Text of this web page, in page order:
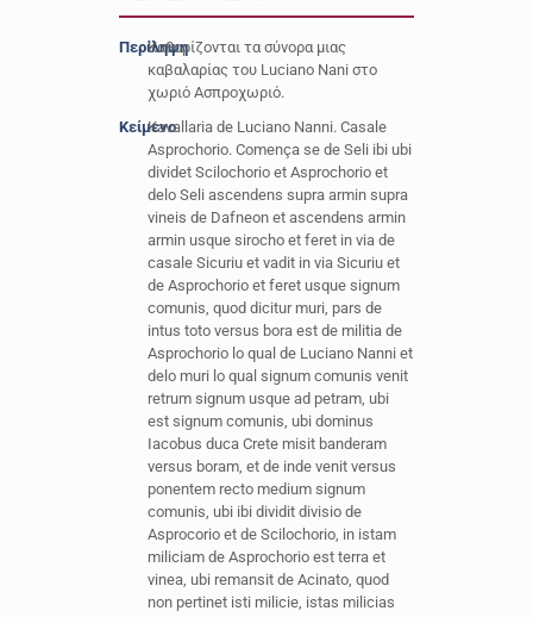
Περίληψη
Καθορίζονται τα σύνορα μιας
καβαλαρίας του Luciano Nani στο
χωριό Ασπροχωριό.
ΚείμενοKavallaria de Luciano Nanni. Casale
Asprochorio. Comença se de Seli ibi ubi
dividet Scilochorio et Asprochorio et
delo Seli ascendens supra armin supra
vineis de Dafneon et ascendens armin
armin usque sirocho et feret in via de
casale Sicuriu et vadit in via Sicuriu et
de Asprochorio et feret usque signum
comunis, quod dicitur muri, pars de
intus toto versus bora est de militia de
Asprochorio lo qual de Luciano Nanni et
delo muri lo qual signum comunis venit
retrum signum usque ad petram, ubi
est signum comunis, ubi dominus
Iacobus duca Crete misit banderam
versus boram, et de inde venit versus
ponentem recto medium signum
comunis, ubi ibi dividit divisio de
Asprocorio et de Scilochorio, in istam
miliciam de Asprochorio est terra et
vinea, ubi remansit de Acinato, quod
non pertinet isti milicie, istas milicias